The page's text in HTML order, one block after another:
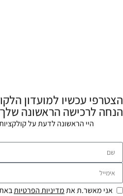
הנחה לרכישה הראשונה
היי הראשונה לדעת על
אני מאשר.ת אתמדיניות הפרטיות